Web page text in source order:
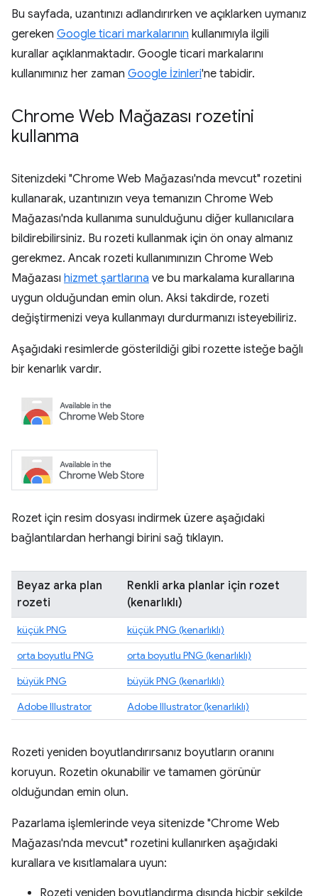
Bu sayfada, uzantınızı adlandırırken ve açıklarken uymanız
gereken Google ticari markalarının kullanımıyla ilgili
kurallar açıklanmaktadır. Google ticari markalarını
kullanımınız her zaman Google İzinleri'ne tabidir.
Chrome Web Mağazası rozetini
kullanma
Sitenizdeki "Chrome Web Mağazası'nda mevcut" rozetini
kullanarak, uzantınızın veya temanızın Chrome Web
Mağazası'nda kullanıma sunulduğunu diğer kullanıcılara
bildirebilirsiniz. Bu rozeti kullanmak için ön onay almanız
gerekmez. Ancak rozeti kullanımınızın Chrome Web
Mağazası hizmet şartlarına ve bu markalama kurallarına
uygun olduğundan emin olun. Aksi takdirde, rozeti
değiştirmenizi veya kullanmayı durdurmanızı isteyebiliriz.
Aşağıdaki resimlerde gösterildiği gibi rozette isteğe bağlı
bir kenarlık vardır.
Rozet için resim dosyası indirmek üzere aşağıdaki
bağlantılardan herhangi birini sağ tıklayın.
Beyaz arka plan
rozeti
Renkli arka planlar için rozet
(kenarlıklı)
küçük PNG
küçük PNG (kenarlıklı)
orta boyutlu PNG
orta boyutlu PNG (kenarlıklı)
büyük PNG
büyük PNG (kenarlıklı)
Adobe Illustrator
Adobe Illustrator (kenarlıklı)
Rozeti yeniden boyutlandırırsanız boyutların oranını
koruyun. Rozetin okunabilir ve tamamen görünür
olduğundan emin olun.
Pazarlama işlemlerinde veya sitenizde "Chrome Web
Mağazası'nda mevcut" rozetini kullanırken aşağıdaki
kurallara ve kısıtlamalara uyun:
Rozeti yeniden boyutlandırma dışında hiçbir şekilde